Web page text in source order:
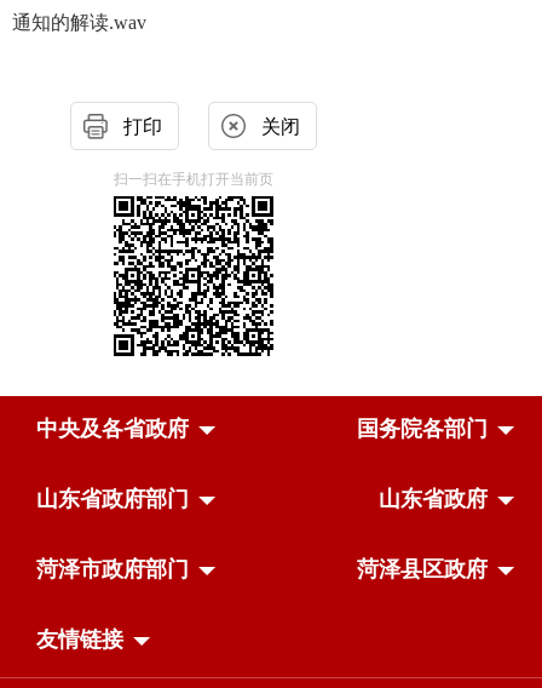
通知的解读.wav
打印 关闭
扫一扫在手机打开当前页
中央及各省政府 国务院各部门
山东省政府部门 山东省政府
菏泽市政府部门 菏泽县区政府
友情链接